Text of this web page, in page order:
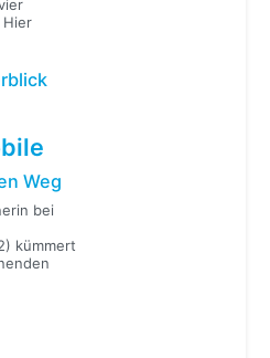
Hier
Weg
bei
kümmert